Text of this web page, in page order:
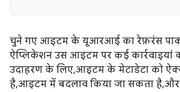
चुने गए आइटम के यूआरआई का रेफ़रंस
ऐप्लिकेशन उस आइटम पर कई कार्रवाइयां
उदाहरण के लिए, आइटम के मेटाडेटा को
है, आइटम में बदलाव किया जा सकता है,